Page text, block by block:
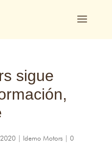
sigue
,
| Idemo Motors| 0